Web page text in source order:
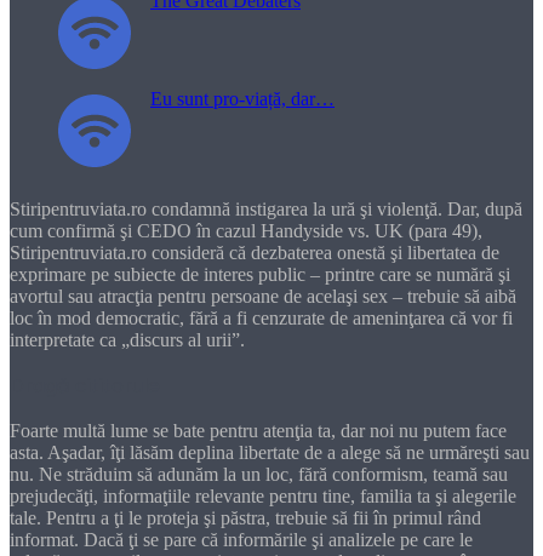
Eu sunt pro-viață, dar…
Stiripentruviata.ro condamnă instigarea la ură şi violenţă. Dar, după
cum confirmă şi CEDO în cazul Handyside vs. UK (para 49),
Stiripentruviata.ro consideră că dezbaterea onestă şi libertatea de
exprimare pe subiecte de interes public – printre care se numără şi
avortul sau atracţia pentru persoane de acelaşi sex – trebuie să aibă
loc în mod democratic, fără a fi cenzurate de ameninţarea că vor fi
interpretate ca „discurs al urii”.
Foarte multă lume se bate pentru atenţia ta, dar noi nu putem face
asta. Aşadar, îţi lăsăm deplina libertate de a alege să ne urmăreşti sau
nu. Ne străduim să adunăm la un loc, fără conformism, teamă sau
prejudecăţi, informaţiile relevante pentru tine, familia ta şi alegerile
tale. Pentru a ţi le proteja şi păstra, trebuie să fii în primul rând
informat. Dacă ţi se pare că informările şi analizele pe care le